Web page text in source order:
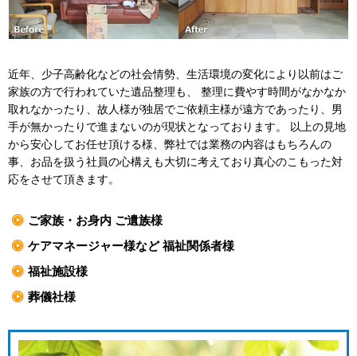
近年、少子高齢化などの社会情勢、生活環境の変化により以前はご
家族の方で行われていた遺品整理も、 整理に費やす時間がなかなか
取れなかったり、故人様が独居でご依頼主様が遠方であったり、男
手が無かったりで進まないのが現状となっております。 以上の見地
から安心してお任せ頂ける様、弊社では業務の内容はもちろんの
事、お品を扱う社員の心構えも大切に考えており真心のこもった対
応をさせて頂きます。
ご家族・お身内 ご遺族様
ケアマネージャー様など 福祉関係者様
福祉施設様
葬儀社様